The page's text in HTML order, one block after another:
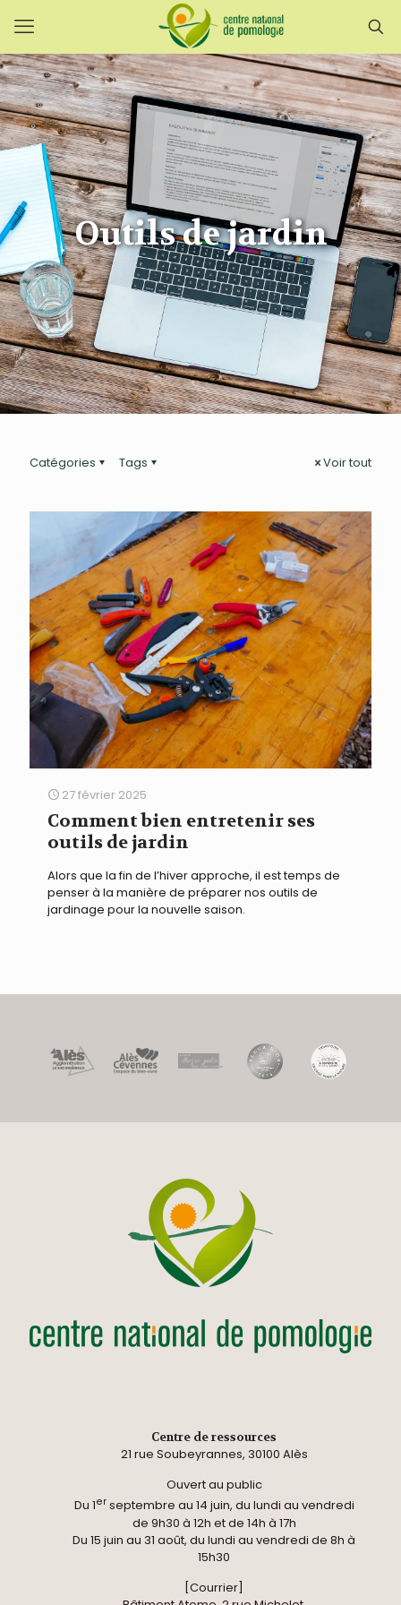
Outils de jardin
Catégories Tags Voir tout
27 février 2025
Comment bien entretenir ses
outils de jardin
Alors que la fin de l’hiver approche, il est temps de
penser à la manière de préparer nos outils de
jardinage pour la nouvelle saison.
Centre de ressources
21 rue Soubeyrannes, 30100 Alès
Ouvert au public
Du 1erseptembre au 14 juin, du lundi au vendredi
de 9h30 à 12h et de 14h à 17h
Du 15 juin au 31 août, du lundi au vendredi de 8h à
15h30
[Courrier]